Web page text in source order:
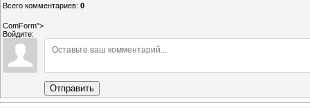
Всего комментариев: 0
ComForm">
Войдите:
Отправить